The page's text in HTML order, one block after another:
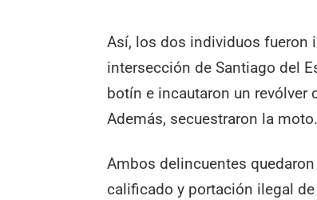
Así, los dos individuos fueron
intersección de Santiago del
botín e incautaron un revólver
Además, secuestraron la moto.
Ambos delincuentes
calificado y portación ilegal